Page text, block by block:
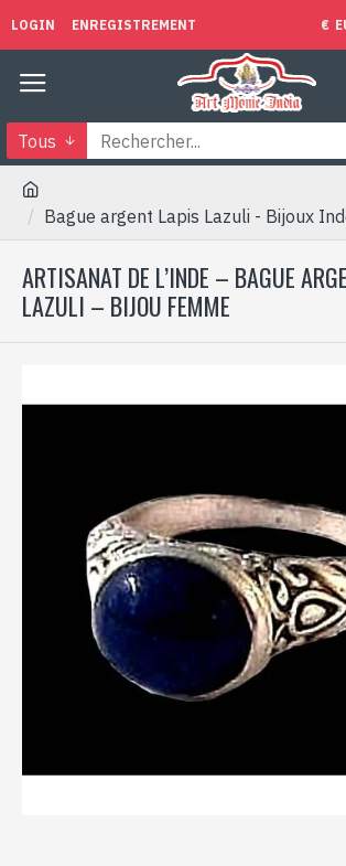
LOGIN ENREGISTREMENT €
Tous
Bague argent Lapis Lazuli - Bijoux
ARTISANAT DE L’INDE – BAGUE
LAZULI – BIJOU FEMME